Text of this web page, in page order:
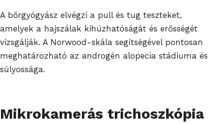
A bőrgyógyász elvégzi a pull és tug teszteket,
amelyek a hajszálak kihúzhatóságát és erősségét
vizsgálják. A Norwood-skála segítségével pontosan
meghatározható az androgén alopecia stádiuma és
súlyossága.
Mikrokamerás trichoszkópia